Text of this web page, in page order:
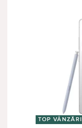
TOP VÂNZĂRI